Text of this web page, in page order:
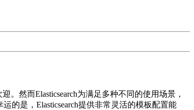
然而Elasticsearch为满足多种不同的使用场景，
的是，Elasticsearch提供非常灵活的模板配置能